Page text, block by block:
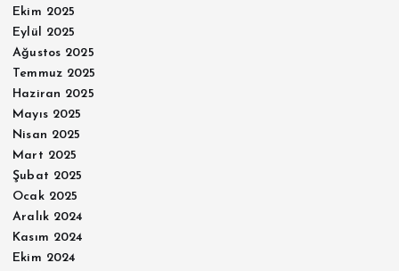
Ekim 2025
Eylül 2025
Ağustos 2025
Temmuz 2025
Haziran 2025
Mayıs 2025
Nisan 2025
Mart 2025
Şubat 2025
Ocak 2025
Aralık 2024
Kasım 2024
Ekim 2024